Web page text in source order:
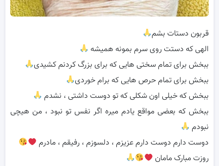
قربون دستات بشم
الهی که دستت روی سرم بمونه همیشه
ببخش برای تمام سختی هایی که برای بزرگ کردنم کشیدی
ببخش برای تمام حرص هایی که برام خوردی
ببخش که خیلی اون شکلی که تو دوست داشتی ، نشدم
ببخش که بعضی مواقع یادم میره اگر نفس تو نبود ، من هیچی
نبودم
دوست دارم دوست دارم عزیزم ، دلسوزم ، رفیقم ، مادرم
روزت مبارک مامان